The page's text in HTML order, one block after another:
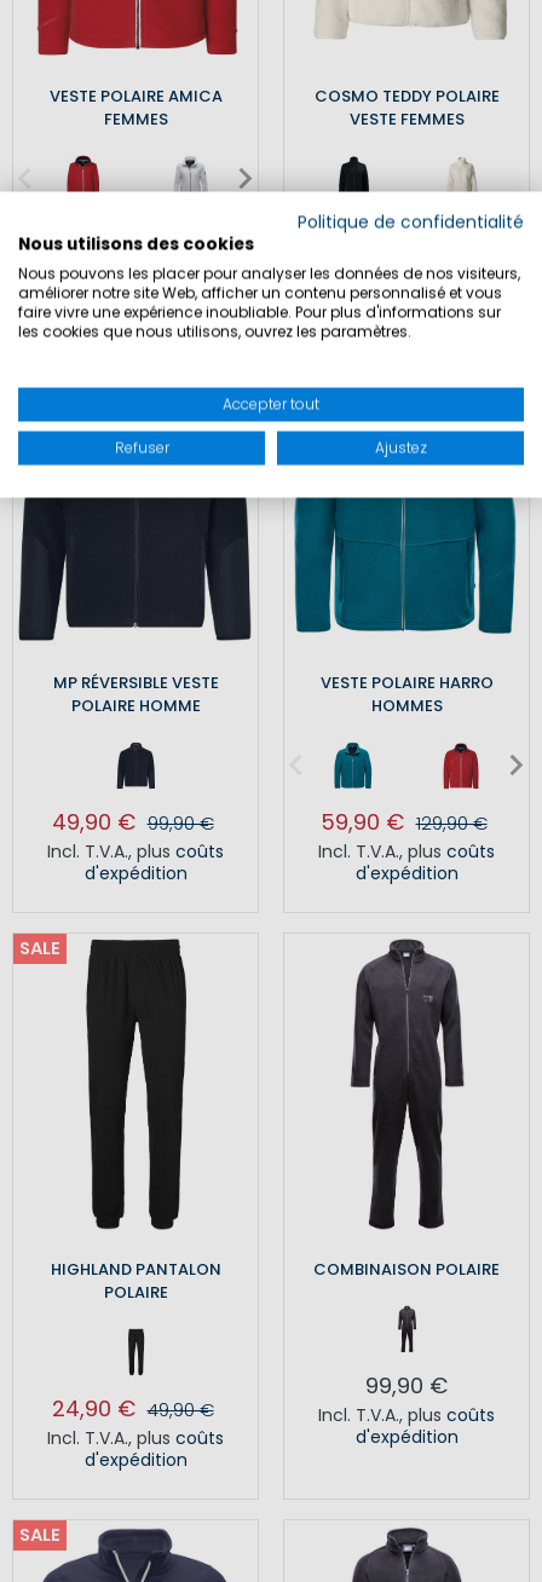
VESTE POLAIRE AMICA
FEMMES
69,90 € 129,90 €
Incl. T.V.A. ,pluscoûts
d'expédition
COSMO TEDDY POLAIRE
VESTE FEMMES
44,90 € 119,90 €
Incl. T.V.A. ,pluscoûts
d'expédition
MP RÉVERSIBLE VESTE
POLAIRE HOMME
49,90 € 99,90 €
Incl. T.V.A., plus coûts
d'expédition
VESTE POLAIRE HARRO
HOMMES
59,90 € 129,90 €
Incl. T.V.A., plus coûts
d'expédition
SALE
HIGHLAND PANTALON
POLAIRE
24,90 € 49,90 €
Incl. T.V.A., plus coûts
d'expédition
COMBINAISON POLAIRE
99,90 €
Incl. T.V.A., plus coûts
d'expédition
SALE
Politique de confidentialité
Nous utilisons des cookies
Nous pouvons les placer pour analyser les données de nos visiteurs,
améliorer notre site Web, afficher un contenu personnalisé et vous
faire vivre une expérience inoubliable. Pour plus d'informations sur
les cookies que nous utilisons, ouvrez les paramètres.
Accepter tout
Refuser Ajustez